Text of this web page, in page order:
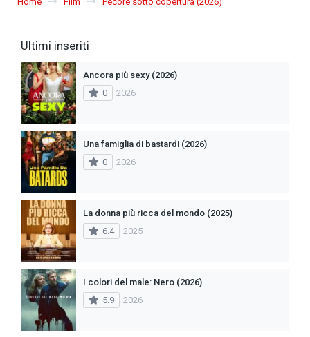
Ultimi inseriti
Ancora più sexy (2026)
0
2026
Una famiglia di bastardi (2026)
0
2026
La donna più ricca del mondo (2025)
6.4
2025
I colori del male: Nero (2026)
5.9
2026